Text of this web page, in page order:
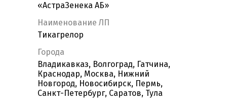
«АстраЗенека АБ»
Наименование ЛП
Тикагрелор
Города
Владикавказ, Волгоград, Гатчина,
Краснодар, Москва, Нижний
Новгород, Новосибирск, Пермь,
Санкт-Петербург, Саратов, Тула